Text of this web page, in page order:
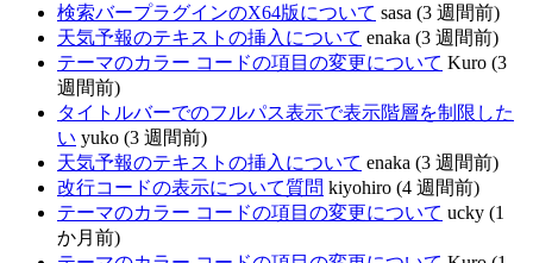
検索バープラグインのX64版について sasa (3 週間前)
天気予報のテキストの挿入について enaka (3 週間前)
テーマのカラー コードの項目の変更について Kuro (3
週間前)
タイトルバーでのフルパス表示で表示階層を制限した
い yuko (3 週間前)
天気予報のテキストの挿入について enaka (3 週間前)
改行コードの表示について質問 kiyohiro (4 週間前)
テーマのカラー コードの項目の変更について ucky (1
か月前)